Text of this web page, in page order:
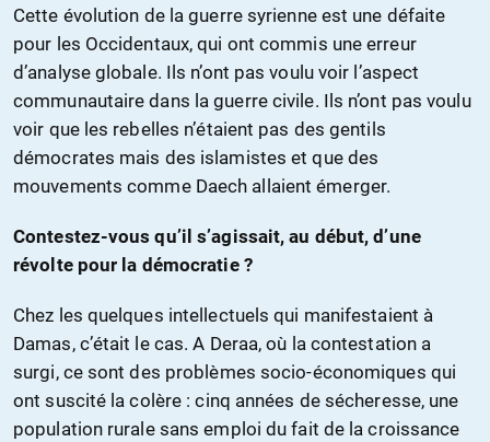
Cette évolution de la guerre syrienne est une défaite
pour les Occidentaux, qui ont commis une erreur
d’analyse globale. Ils n’ont pas voulu voir l’aspect
communautaire dans la guerre civile. Ils n’ont pas voulu
voir que les rebelles n’étaient pas des gentils
démocrates mais des islamistes et que des
mouvements comme Daech allaient émerger.
Contestez-vous qu’il s’agissait, au début, d’une
révolte pour la démocratie ?
Chez les quelques intellectuels qui manifestaient à
Damas, c’était le cas. A Deraa, où la contestation a
surgi, ce sont des problèmes socio-économiques qui
ont suscité la colère : cinq années de sécheresse, une
population rurale sans emploi du fait de la croissance